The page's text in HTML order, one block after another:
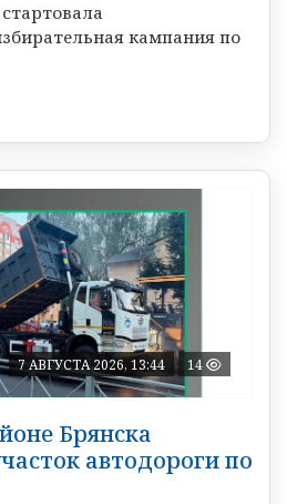
кампания по
7 АВГУСТА 2026, 13:44 14
Брянска
автодороги по